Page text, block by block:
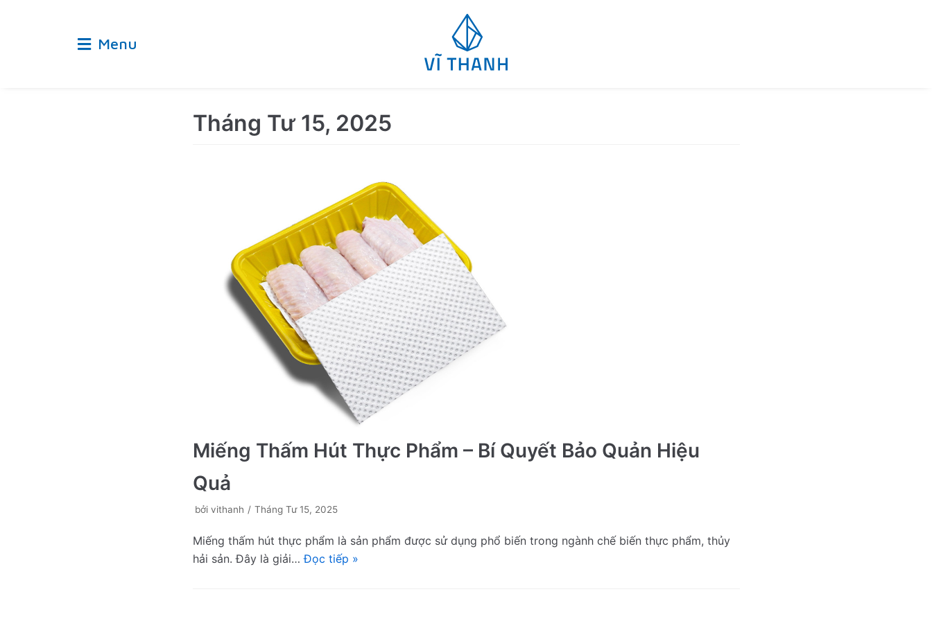
Menu
Tháng Tư 15, 2025
Miếng Thấm Hút Thực Phẩm – Bí Quyết Bảo Quản Hiệu
Quả
bởi vithanh Tháng Tư 15, 2025
Miếng thấm hút thực phẩm là sản phẩm được sử dụng phổ biến trong ngành chế biến thực phẩm, thủy
hải sản. Đây là giải…Đọc tiếp »